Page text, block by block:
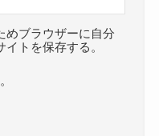
めブラウザーに自分
トを保存する。